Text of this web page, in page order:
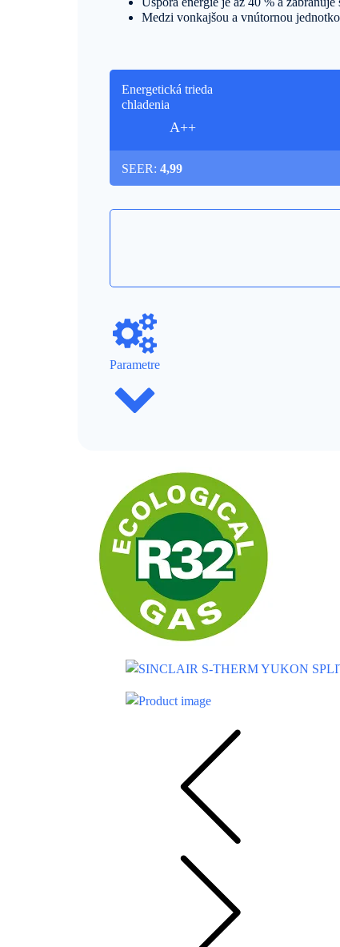
Medzi vonkajšou a vnútornou
Energetická trieda
chladenia
A++
SEER: 4,99
Parametre